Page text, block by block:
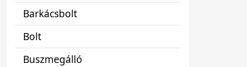
Barkácsbolt
Bolt
Buszmegálló